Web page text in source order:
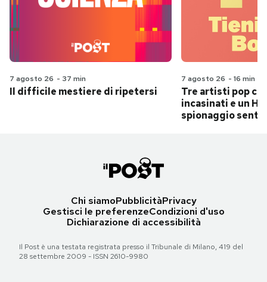
7 agosto 26 - 37 min
Il difficile mestiere di ripetersi
7 agosto 26 - 16 min
Tre artisti pop
incasinati e un
spionaggio
Chi siamoPubblicitàPrivacy
Gestisci le preferenzeCondizioni d'uso
Dichiarazione di accessibilità
Il Post è una testata registrata presso il Tribunale di Milano, 419 del
28 settembre 2009 - ISSN 2610-9980